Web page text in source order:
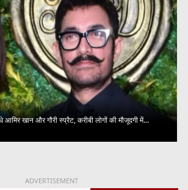
खान और गौरी स्प्रैट, करीबी लोगों की मौजूदगी में...
ADVERTISEMENT